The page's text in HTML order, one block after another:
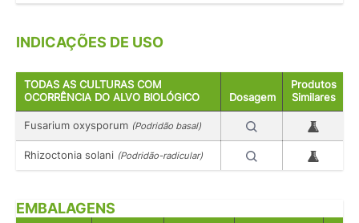
INDICAÇÕES DE USO
TODAS AS CULTURAS COM
OCORRÊNCIA DO ALVO BIOLÓGICO
Dosagem
Produtos
Similares
Fusarium oxysporum (Podridão basal)
Rhizoctonia solani (Podridão-radicular)
EMBALAGENS